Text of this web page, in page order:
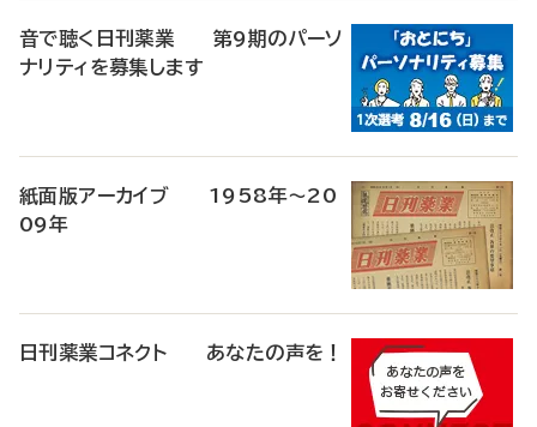
音で聴く日刊薬業 第9期のパーソ
ナリティを募集します
紙面版アーカイブ 1958年～20
09年
日刊薬業コネクト あなたの声を！